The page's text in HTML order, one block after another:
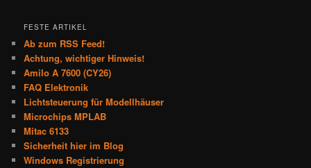
FESTE ARTIKEL
Ab zum RSS Feed!
Achtung, wichtiger Hinweis!
Amilo A 7600 (CY26)
FAQ Elektronik
Lichtsteuerung für Modellhäuser
Microchips MPLAB
Mitac 6133
Sicherheit hier im Blog
Windows Registrierung